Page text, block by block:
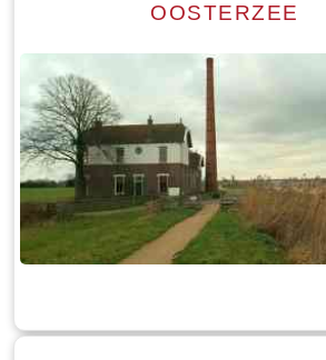
Read more
Tekst: © Foto: © Bauke Folkertsma
OOSTERZEE